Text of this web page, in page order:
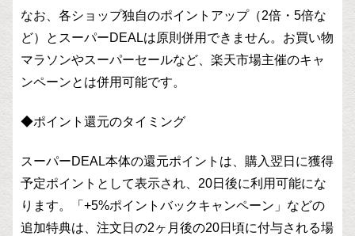
なお、各ショップ独自のポイントアップ（2倍・5倍な
ど）とスーパーDEALは原則併用できません。お買い物
マラソンやスーパーセールなど、楽天市場主催のキャ
ンペーンとは併用可能です。
◆ポイント還元のタイミング
スーパーDEAL本体の還元ポイントは、購入翌日に獲得
予定ポイントとして表示され、20日後に利用可能にな
ります。「+5%ポイントバックキャンペーン」などの
追加特典は、注文日の2ヶ月後の20日頃に付与される場